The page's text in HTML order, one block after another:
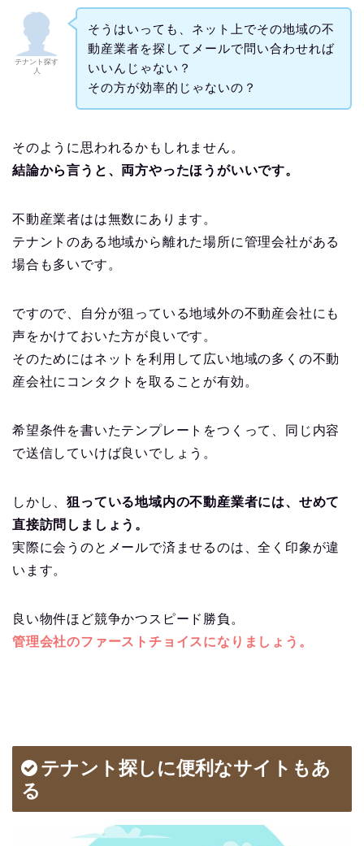
テナント探す
人
そうはいっても、ネット上でその地域の不
動産業者を探してメールで問い合わせれば
いいんじゃない？
その方が効率的じゃないの？
そのように思われるかもしれません。
結論から言うと、両方やったほうがいいです。
不動産業者はは無数にあります。
テナントのある地域から離れた場所に管理会社がある
場合も多いです。
ですので、自分が狙っている地域外の不動産会社にも
声をかけておいた方が良いです。
そのためにはネットを利用して広い地域の多くの不動
産会社にコンタクトを取ることが有効。
希望条件を書いたテンプレートをつくって、同じ内容
で送信していけば良いでしょう。
しかし、狙っている地域内の不動産業者には、せめて
直接訪問しましょう。
実際に会うのとメールで済ませるのは、全く印象が違
います。
良い物件ほど競争かつスピード勝負。
管理会社のファーストチョイスになりましょう。
テナント探しに便利なサイトもあ
る